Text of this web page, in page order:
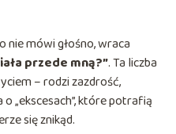
nie mówi głośno, wraca
przede mną?”. Ta liczba
– rodzi zazdrość,
„ekscesach”, które potrafią
się znikąd.